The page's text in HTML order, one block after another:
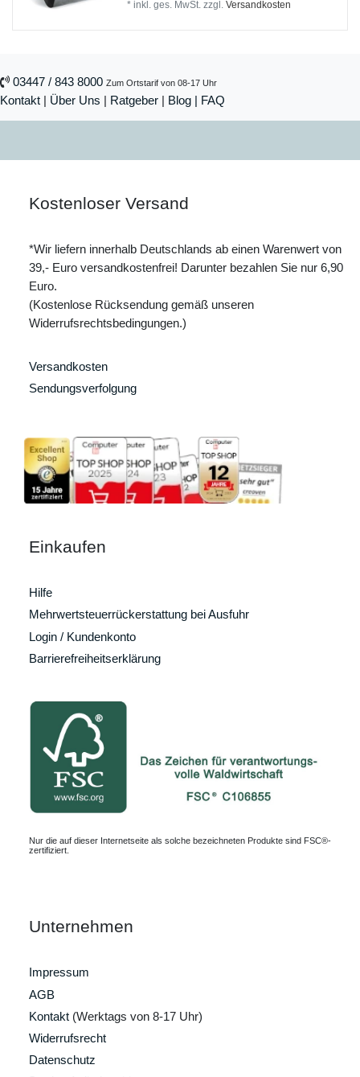
*inkl. ges. MwSt. zzgl.Versandkosten
03447 / 843 8000 Zum Ortstarif von 08-17 Uhr
Kontakt | Über Uns | Ratgeber | Blog | FAQ
Kostenloser Versand
*Wir liefern innerhalb Deutschlands ab einen Warenwert von
39,- Euro versandkostenfrei! Darunter bezahlen Sie nur 6,90
Euro.
(Kostenlose Rücksendung gemäß unseren
Widerrufsrechtsbedingungen.)
Versandkosten
Sendungsverfolgung
Einkaufen
Hilfe
Mehrwertsteuerrückerstattung bei Ausfuhr
Login / Kundenkonto
Barrierefreiheitserklärung
Nur die auf dieser Internetseite als solche bezeichneten Produkte sind FSC®-
zertifiziert.
Unternehmen
Impressum
AGB
Kontakt (Werktags von 8-17 Uhr)
Widerrufsrecht
Datenschutz